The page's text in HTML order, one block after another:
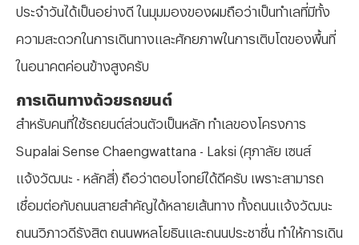
ประจำวันได้เป็นอย่างดี ในมุมมองของผมถือว่าเป็นทำเลที่มีทั้ง
ความสะดวกในการเดินทางและศักยภาพในการเติบโตของพื้นที่
ในอนาคตค่อนข้างสูงครับ
การเดินทางด้วยรถยนต์
สำหรับคนที่ใช้รถยนต์ส่วนตัวเป็นหลัก ทำเลของโครงการ
Supalai Sense Chaengwattana - Laksi (ศุภาลัย เซนส์
แจ้งวัฒนะ - หลักสี่) ถือว่าตอบโจทย์ได้ดีครับ เพราะสามารถ
เชื่อมต่อกับถนนสายสำคัญได้หลายเส้นทาง ทั้งถนนแจ้งวัฒนะ
ถนนวิภาวดีรังสิต ถนนพหลโยธินและถนนประชาชื่น ทำให้การเดิน